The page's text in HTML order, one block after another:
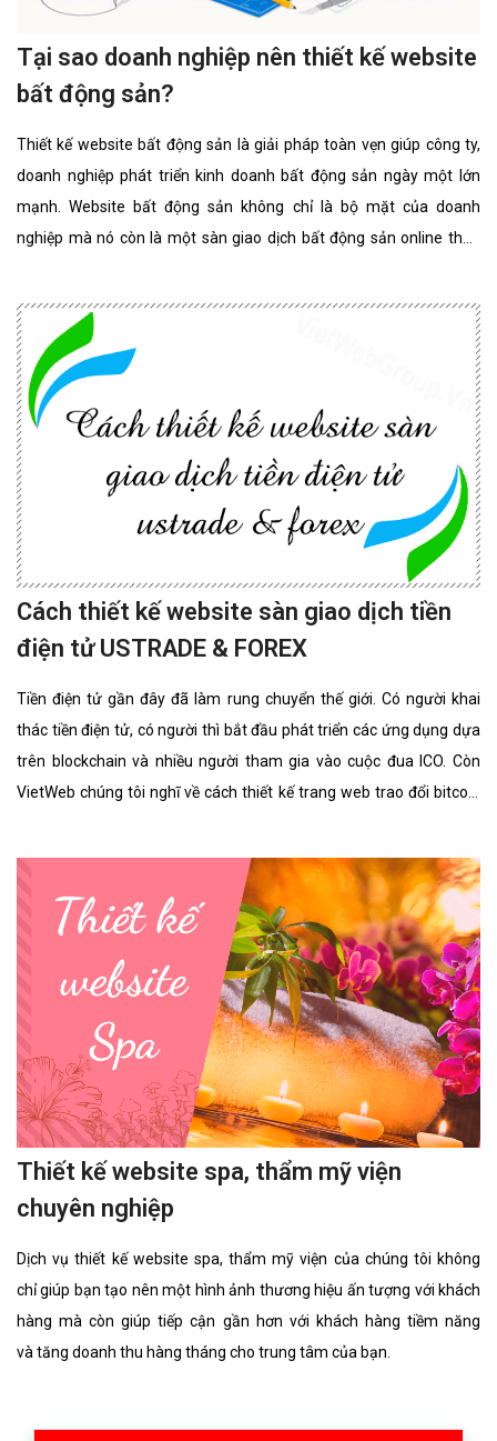
Tại sao doanh nghiệp nên thiết kế website
bất động sản?
Thiết kế website bất động sản là giải pháp toàn vẹn giúp công ty,
doanh nghiệp phát triển kinh doanh bất động sản ngày một lớn
mạnh. Website bất động sản không chỉ là bộ mặt của doanh
nghiệp mà nó còn là một sàn giao dịch bất động sản online thân
Cách thiết kế website sàn giao dịch tiền
điện tử USTRADE & FOREX
Tiền điện tử gần đây đã làm rung chuyển thế giới. Có người khai
thác tiền điện tử, có người thì bắt đầu phát triển các ứng dụng dựa
trên blockchain và nhiều người tham gia vào cuộc đua ICO. Còn
VietWeb chúng tôi nghĩ về cách thiết kế trang web trao đổi bitcoin
Thiết kế website spa, thẩm mỹ viện
chuyên nghiệp
Dịch vụ thiết kế website spa, thẩm mỹ viện của chúng tôi không
chỉ giúp bạn tạo nên một hình ảnh thương hiệu ấn tượng với khách
hàng mà còn giúp tiếp cận gần hơn với khách hàng tiềm năng
và tăng doanh thu hàng tháng cho trung tâm của bạn.